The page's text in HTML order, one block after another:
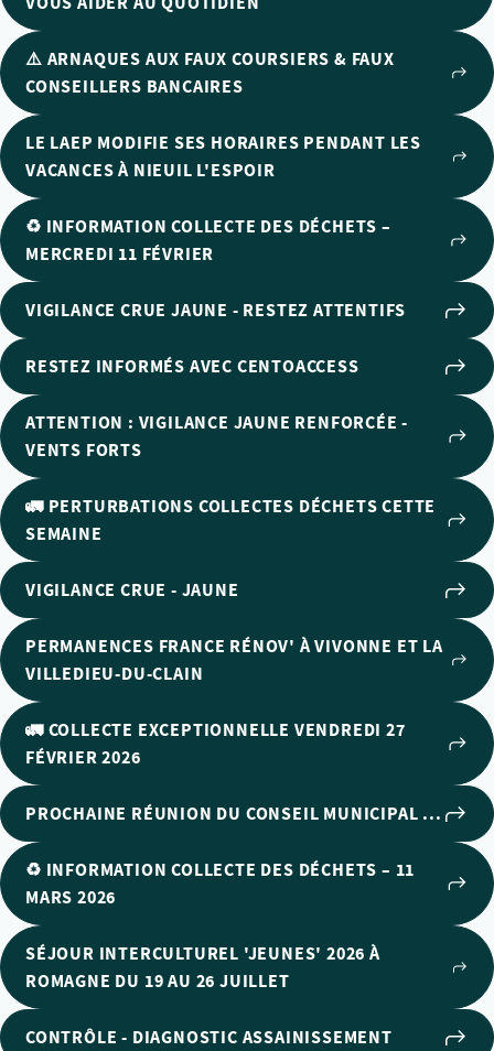
⚠️ ARNAQUES AUX FAUX COURSIERS & FAUX
CONSEILLERS BANCAIRES
LE LAEP MODIFIE SES HORAIRES PENDANT LES
VACANCES À NIEUIL L'ESPOIR
♻️ INFORMATION COLLECTE DES DÉCHETS –
MERCREDI 11 FÉVRIER
VIGILANCE CRUE JAUNE - RESTEZ ATTENTIFS
RESTEZ INFORMÉS AVEC CENTOACCESS
ATTENTION : VIGILANCE JAUNE RENFORCÉE -
VENTS FORTS
🚛 PERTURBATIONS COLLECTES DÉCHETS CETTE
SEMAINE
VIGILANCE CRUE - JAUNE
PERMANENCES FRANCE RÉNOV' À VIVONNE ET LA
VILLEDIEU-DU-CLAIN
🚛 COLLECTE EXCEPTIONNELLE VENDREDI 27
FÉVRIER 2026
PROCHAINE RÉUNION DU CONSEIL MUNICIPAL ...
♻️ INFORMATION COLLECTE DES DÉCHETS – 11
MARS 2026
SÉJOUR INTERCULTUREL 'JEUNES' 2026 À
ROMAGNE DU 19 AU 26 JUILLET
CONTRÔLE - DIAGNOSTIC ASSAINISSEMENT